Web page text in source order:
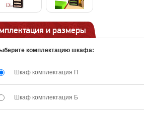
и размеры
комплектацию шкафа:
Шкаф комплектация П
Шкаф комплектация Б